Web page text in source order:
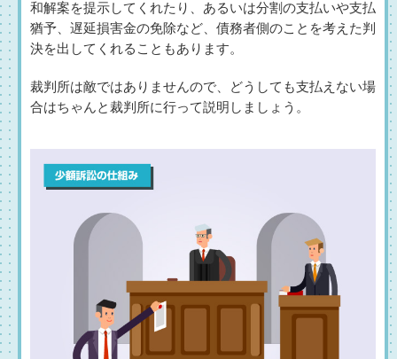
和解案を提示してくれたり、あるいは分割の支払いや支払
猶予、遅延損害金の免除など、債務者側のことを考えた判
決を出してくれることもあります。
裁判所は敵ではありませんので、どうしても支払えない場
合はちゃんと裁判所に行って説明しましょう。